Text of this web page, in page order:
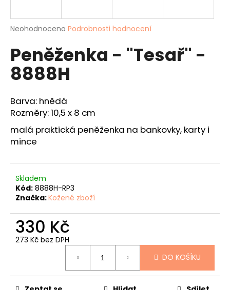
Průměrné
produktu
je
0,0
z
hvězdiček.
Neohodnoceno Podrobnosti hodnocení
Peněženka - "Tesař" -
8888H
Barva: hnědá
Rozměry: 10,5 x 8 cm
malá praktická peněženka na bankovky, karty i
mince
Skladem
Kód: 8888H-RP3
Značka:Kožené zboží
330 Kč
273 Kč bez DPH
DO KOŠÍKU
j
t
?
HLEDAT
D
o
p
o
u
č
u
m